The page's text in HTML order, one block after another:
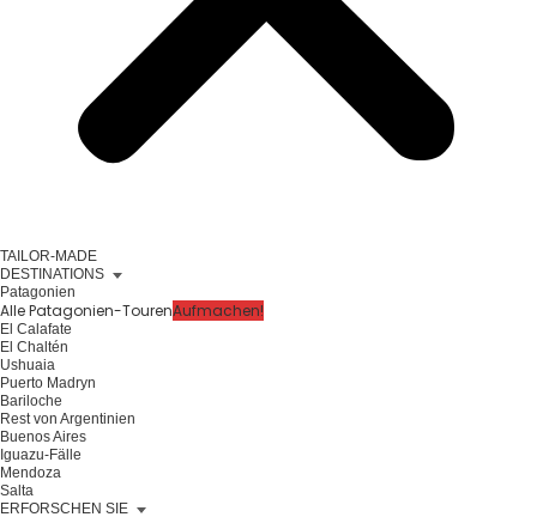
TAILOR-MADE
DESTINATIONS
Patagonien
Alle Patagonien-TourenAufmachen!
El Calafate
El Chaltén
Ushuaia
Puerto Madryn
Bariloche
Rest von Argentinien
Buenos Aires
Iguazu-Fälle
Mendoza
Salta
ERFORSCHEN SIE